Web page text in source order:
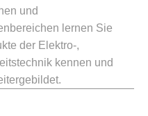
und
lernen Sie
der Elektro-,
kennen und